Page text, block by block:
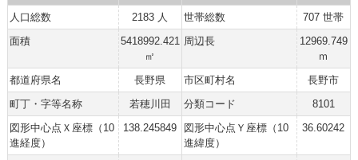
人口総数
2183 人 世帯総数
707 世帯
面積
5418992.421
㎡
周辺長
12969.749
ｍ
都道府県名
長野県 市区町村名
長野市
町丁・字等名称
若穂川田 分類コード
8101
図形中心点Ｘ座標（10
進経度）
138.245849
図形中心点Ｙ座標（10
進緯度）
36.60242